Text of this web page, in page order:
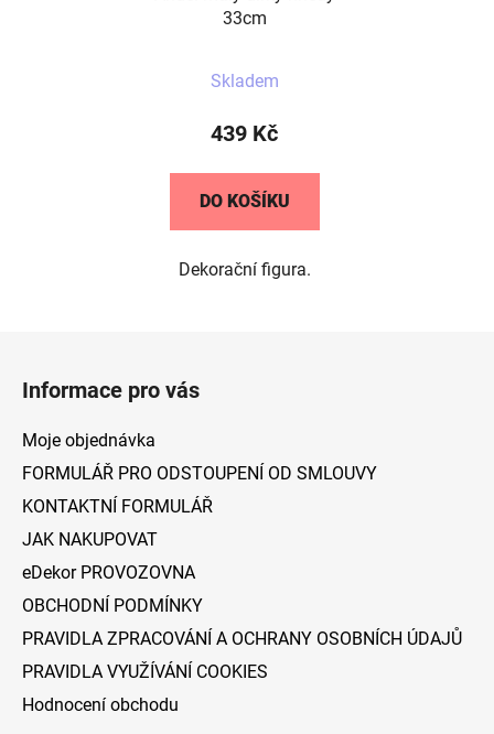
33cm
Skladem
439 Kč
DO KOŠÍKU
Dekorační figura.
Informace pro vás
Moje objednávka
FORMULÁŘ PRO ODSTOUPENÍ OD SMLOUVY
KONTAKTNÍ FORMULÁŘ
JAK NAKUPOVAT
eDekor PROVOZOVNA
OBCHODNÍ PODMÍNKY
PRAVIDLA ZPRACOVÁNÍ A OCHRANY OSOBNÍCH ÚDAJŮ
PRAVIDLA VYUŽÍVÁNÍ COOKIES
Hodnocení obchodu